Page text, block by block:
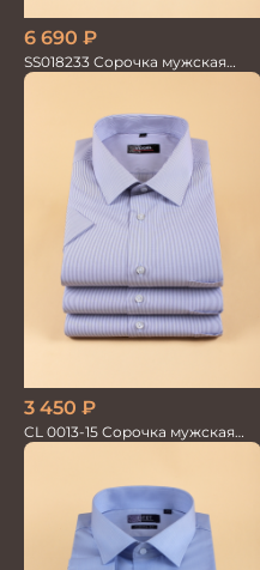
6 690 ₽
SS018233 Сорочка мужская
GROSTYLE TRENDY
3 450 ₽
CL 0013-15 Сорочка мужская
короткий рукав